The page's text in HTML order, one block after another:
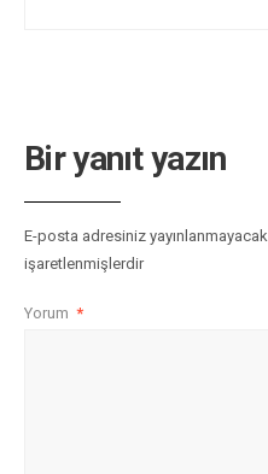
Bir yanıt yazın
E-posta adresiniz yayınlanmayacak.
işaretlenmişlerdir
Yorum *